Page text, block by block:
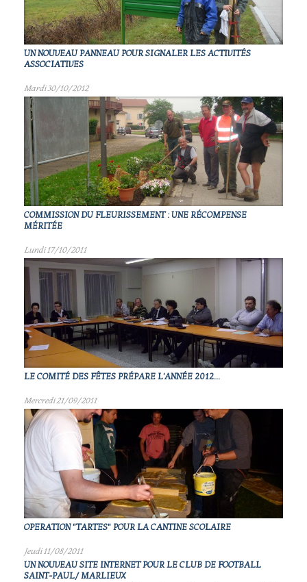
UN NOUVEAU PANNEAU POUR SIGNALER LES ACTIVITÉS
ASSOCIATIVES
Mardi 30/10/2012
COMMISSION DU FLEURISSEMENT : UNE RÉCOMPENSE
MÉRITÉE
Lundi 17/10/2011
LE COMITÉ DES FÊTES PRÉPARE L'ANNÉE 2012...
Mercredi 21/09/2011
OPERATION "TARTES" POUR LA CANTINE SCOLAIRE
Jeudi 11/08/2011
UN NOUVEAU SITE INTERNET POUR LE CLUB DE FOOTBALL
SAINT-PAUL/ MARLIEUX